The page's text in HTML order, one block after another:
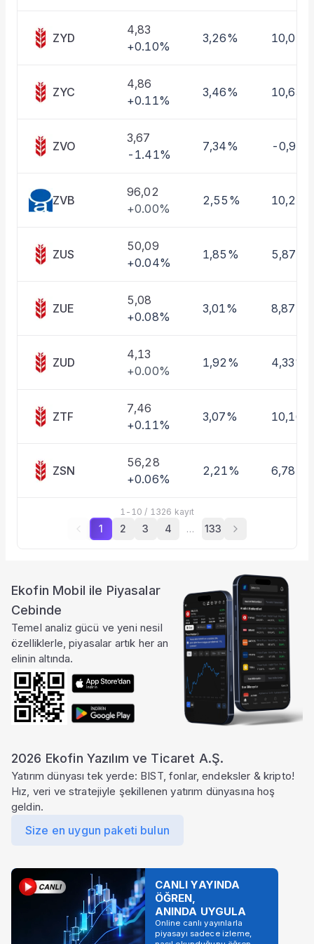
Fiyat Endeks Değişimi
ZYD
4,83
+0.10%
3,26% 10,01%
ZYC
4,86
+0.11%
3,46% 10,63%
ZVO
3,67
-1.41%
7,34% -0,97%
ZVB
96,02
+0.00%
2,55%
ZUS
50,09
+0.04%
1,85% 5,87%
ZUE
5,08
+0.08%
3,01% 8,87%
ZUD
4,13
+0.00%
1,92% 4,33%
ZTF
7,46
+0.11%
3,07% 10,16%
ZSN
56,28
+0.06%
2,21% 6,78%
1 - 10 / 1326 kayıt
1 2 3 4 … 133
Ekofin Mobil ile Piyasalar
Cebinde
Temel analiz gücü ve yeni nesil
özelliklerle, piyasalar artık her an
elinin altında.
2026 Ekofin Yazılım ve Ticaret A.Ş.
Yatırım dünyası tek yerde: BIST, fonlar, endeksler & kripto!
Hız, veri ve stratejiyle şekillenen yatırım dünyasına hoş
geldin.
Size en uygun paketi bulun
CANLI YAYINDA
ÖĞREN,
ANINDA UYGULA
Online canlı yayınlarla
piyasayı sadece izleme,